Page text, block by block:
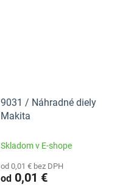
9031 / Náhradné diely
Makita
Skladom v E-shope
od 0,01 € bez DPH
od 0,01 €